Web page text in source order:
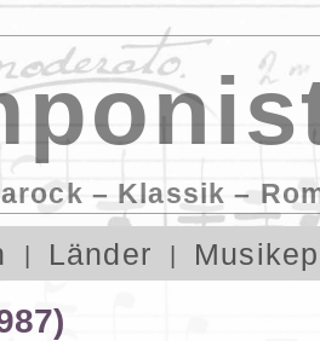
– Klassik –
Länder